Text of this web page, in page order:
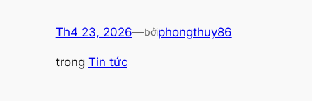
Th4 23, 2026—bởiphongthuy86
trong Tin tức